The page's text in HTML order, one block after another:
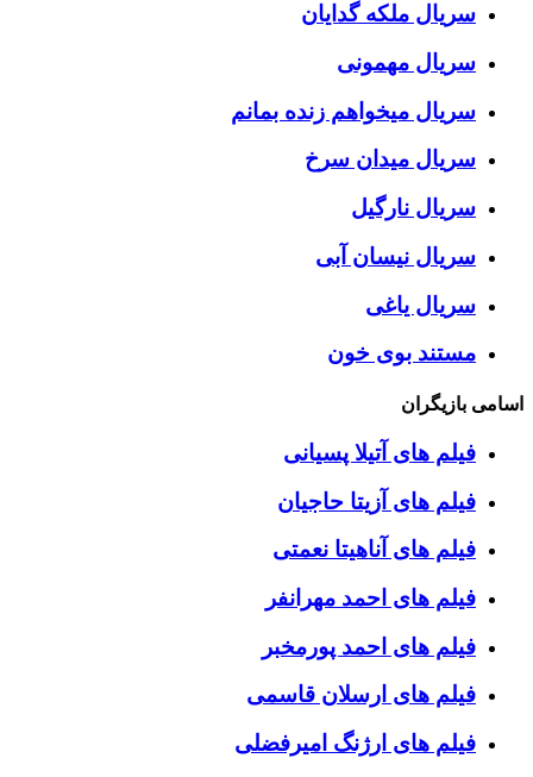
سریال ملکه گدایان
سریال مهمونی
سریال میخواهم زنده بمانم
سریال میدان سرخ
سریال نارگیل
سریال نیسان آبی
سریال یاغی
مستند بوی خون
اسامی بازیگران
فیلم های آتیلا پسیانی
فیلم های آزیتا حاجیان
فیلم های آناهیتا نعمتی
فیلم های احمد مهرانفر
فیلم های احمد پورمخبر
فیلم های ارسلان قاسمی
فیلم های ارژنگ امیرفضلی